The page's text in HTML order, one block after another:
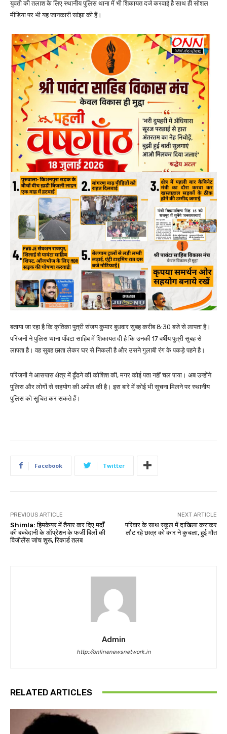
युवती की तलाश के लिए स्थानीय पुलिस थाना में भी शिकायत दर्ज करवाई है साथ ही सोशल
मीडिया पर भी यह जानकारी सांझा की हैं।
बताया जा रहा है कि कृतिका पुत्री संजय कुमार बुधवार सुबह करीब 8:30 बजे से लापता है।
परिजनों ने पुलिस थाना पाँवटा साहिब में शिकायत दी है कि उनकी 17 वर्षीय पुत्री सुबह से
लापता है। वह सुबह छाता लेकर घर से निकली है और उसने गुलाबी रंग के पकड़े पहने है।
परिजनों ने आसपास क्षेत्र में ढूँढने की कोशिश की, मगर कोई पता नहीं चल पाया। अब उन्होंने
पुलिस और लोगों से सहयोग की अपील की है। इस बारे में कोई भी सूचना मिलने पर स्थानीय
पुलिस को सूचित कर सकते हैं।
Facebook Twitter
PREVIOUS ARTICLE
Shimla: हिमकेयर में तैयार कर दिए मर्दों
की बच्चेदानी के ऑप्रेशन के फर्जी बिलों की
विजीलैंस जांच शुरू, रिकार्ड तलब
NEXT ARTICLE
परिवार के साथ स्कूल में दाखिला कराकर
लौट रहे छात्र को कार ने कुचला, हुई मौत
Admin
http://onlinenewsnetwork.in
RELATED ARTICLES